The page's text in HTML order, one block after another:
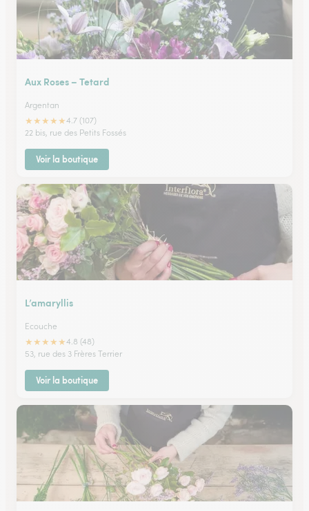
Aux Roses – Tetard
Argentan
★★★★★4.7 (107)
22 bis, rue des Petits Fossés
Voir la boutique
L’amaryllis
Ecouche
★★★★★4.8 (48)
53, rue des 3 Frères Terrier
Voir la boutique